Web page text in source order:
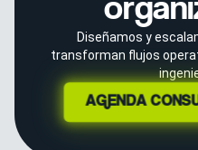
Diseñamos y
transforman flujos
AGENDA